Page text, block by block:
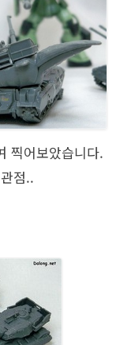
찍어보았습니다.
점..